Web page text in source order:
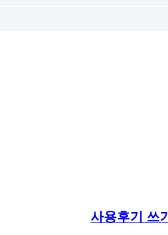
사용후기 쓰기